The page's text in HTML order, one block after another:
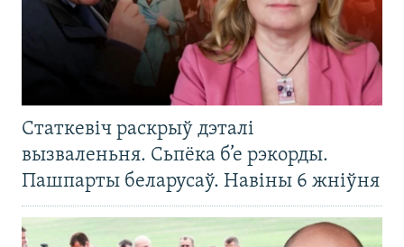
Статкевіч раскрыў дэталі
вызваленьня. Сьпёка б’е рэкорды.
Пашпарты беларусаў. Навіны 6 жніўня